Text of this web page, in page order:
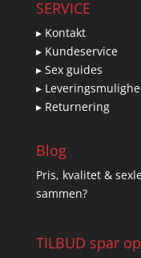
SERVICE
▸ Kontakt
▸ Kundeservice
▸ Sex guides
▸
▸ Returnering
Blog
Pris, kvalitet &
sammen?
TILBUD spar